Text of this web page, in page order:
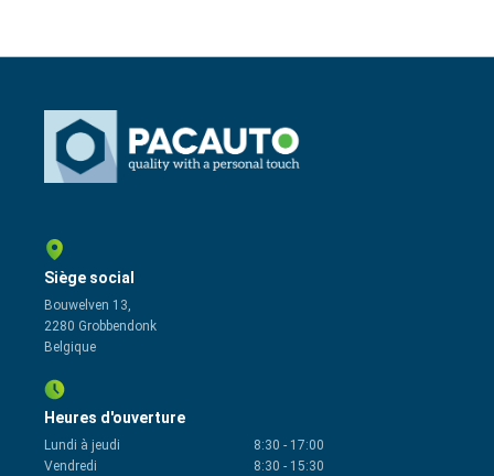
Siège social
Bouwelven 13,
2280 Grobbendonk
Belgique
Heures d'ouverture
Lundi à jeudi 8:30 - 17:00
Vendredi
8:30 - 15:30